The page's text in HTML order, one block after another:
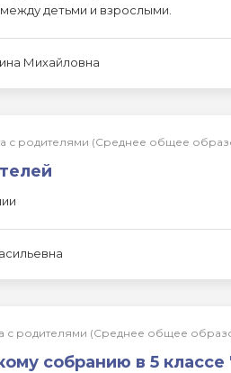
детьми и взрослыми.
Михайловна
с родителями (Среднее общее
с родителями (Среднее общее
собранию в 5